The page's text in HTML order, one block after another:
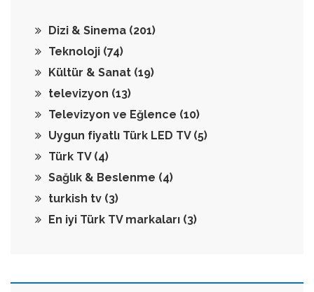
Dizi & Sinema (201)
Teknoloji (74)
Kültür & Sanat (19)
televizyon (13)
Televizyon ve Eğlence (10)
Uygun fiyatlı Türk LED TV (5)
Türk TV (4)
Sağlık & Beslenme (4)
turkish tv (3)
En iyi Türk TV markaları (3)